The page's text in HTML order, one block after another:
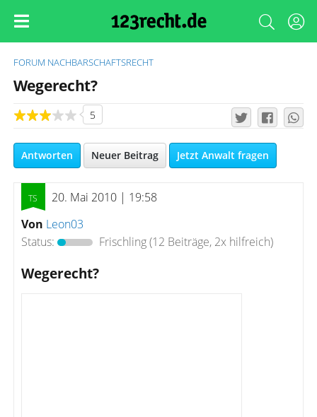
FORUM NACHBARSCHAFTSRECHT
Wegerecht?
5
Antworten Neuer Beitrag Jetzt Anwalt fragen
20. Mai 2010 | 19:58
Von Leon03
Status:
Frischling(12 Beiträge, 2x hilfreich)
Wegerecht?